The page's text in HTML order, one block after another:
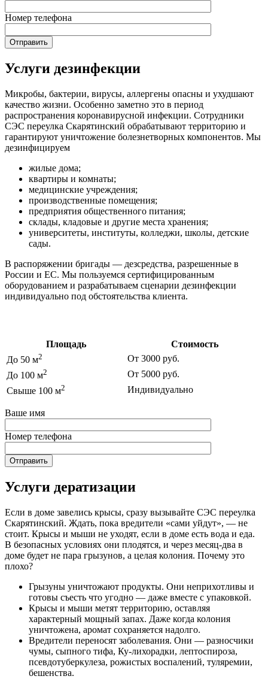
Номер телефона
Услуги дезинфекции
Микробы, бактерии, вирусы, аллергены опасны и ухудшают
качество жизни. Особенно заметно это в период
распространения коронавирусной инфекции. Сотрудники
СЭС переулка Скарятинский обрабатывают территорию и
гарантируют уничтожение болезнетворных компонентов. Мы
дезинфицируем
жилые дома;
квартиры и комнаты;
медицинские учреждения;
производственные помещения;
предприятия общественного питания;
склады, кладовые и другие места хранения;
университеты, институты, колледжи, школы, детские
сады.
В распоряжении бригады — дезсредства, разрешенные в
России и ЕС. Мы пользуемся сертифицированным
оборудованием и разрабатываем сценарии дезинфекции
индивидуально под обстоятельства клиента.
Площадь
Стоимость
До 50 м2
От 3000 руб.
До 100 м2
От 5000 руб.
Свыше 100 м2 Индивидуально
Ваше имя
Номер телефона
Услуги дератизации
Если в доме завелись крысы, сразу вызывайте СЭС переулка
Скарятинский. Ждать, пока вредители «сами уйдут», — не
стоит. Крысы и мыши не уходят, если в доме есть вода и еда.
В безопасных условиях они плодятся, и через месяц-два в
доме будет не пара грызунов, а целая колония. Почему это
плохо?
Грызуны уничтожают продукты. Они неприхотливы и
готовы съесть что угодно — даже вместе с упаковкой.
Крысы и мыши метят территорию, оставляя
характерный мощный запах. Даже когда колония
уничтожена, аромат сохраняется надолго.
Вредители переносят заболевания. Они — разносчики
чумы, сыпного тифа, Ку-лихорадки, лептоспироза,
псевдотуберкулеза, рожистых воспалений, туляремии,
бешенства.